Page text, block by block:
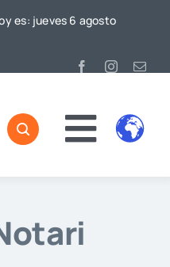
es: jueves 6 agosto
Home